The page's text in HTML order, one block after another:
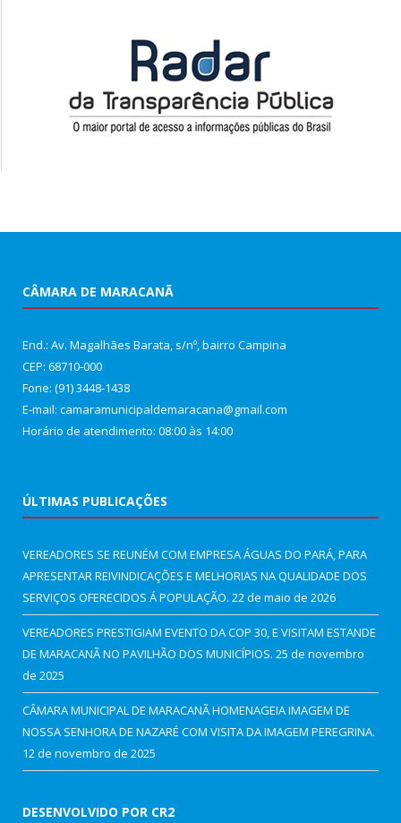
CÂMARA DE MARACANÃ
End.: Av. Magalhães Barata, s/nº, bairro Campina
CEP: 68710-000
Fone: (91) 3448-1438
E-mail: camaramunicipaldemaracana@gmail.com
Horário de atendimento: 08:00 às 14:00
ÚLTIMAS PUBLICAÇÕES
VEREADORES SE REUNÉM COM EMPRESA ÁGUAS DO PARÁ, PARA
APRESENTAR REIVINDICAÇÕES E MELHORIAS NA QUALIDADE DOS
SERVIÇOS OFERECIDOS Á POPULAÇÃO. 22 de maio de 2026
VEREADORES PRESTIGIAM EVENTO DA COP 30, E VISITAM ESTANDE
DE MARACANÃ NO PAVILHÃO DOS MUNICÍPIOS. 25 de novembro
de 2025
CÂMARA MUNICIPAL DE MARACANÃ HOMENAGEIA IMAGEM DE
NOSSA SENHORA DE NAZARÉ COM VISITA DA IMAGEM PEREGRINA.
12 de novembro de 2025
DESENVOLVIDO POR CR2